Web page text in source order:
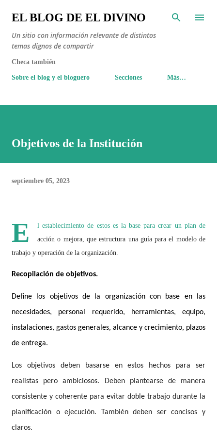
Ir al contenido principal
EL BLOG DE EL DIVINO
Un sitio con información relevante de distintos
temas dignos de compartir
Checa también
Sobre el blog y el bloguero Secciones Más…
Objetivos de la Institución
septiembre 05, 2023
E
l establecimiento de estos es la base para crear un plan de
acción o mejora, que estructura una guía para el modelo de
trabajo y operación de la organización.
Recopilación de objetivos.
Define los objetivos de la organización con base en las
necesidades, personal requerido, herramientas, equipo,
instalaciones, gastos generales, alcance y crecimiento, plazos
de entrega.
Los objetivos deben basarse en estos hechos para ser
realistas pero ambiciosos. Deben plantearse de manera
consistente y coherente para evitar doble trabajo durante la
planificación o ejecución. También deben ser concisos y
claros.